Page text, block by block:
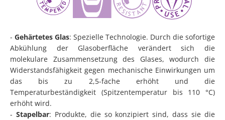
- Gehärtetes Glas: Spezielle Technologie. Durch die sofortige
Abkühlung der Glasoberfläche verändert sich die
molekulare Zusammensetzung des Glases, wodurch die
Widerstandsfähigkeit gegen mechanische Einwirkungen um
das bis zu 2,5-fache erhöht und die
Temperaturbeständigkeit (Spitzentemperatur bis 110 °C)
erhöht wird.
- Stapelbar: Produkte, die so konzipiert sind, dass sie die